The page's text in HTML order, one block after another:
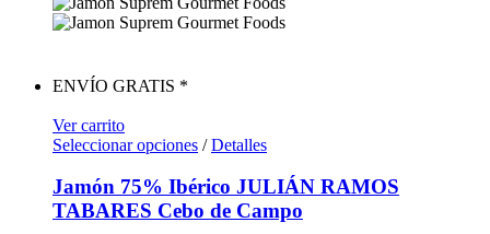
ENVÍO GRATIS *
Ver carrito
Seleccionar opciones / Detalles
Jamón 75% Ibérico JULIÁN RAMOS
TABARES Cebo de Campo